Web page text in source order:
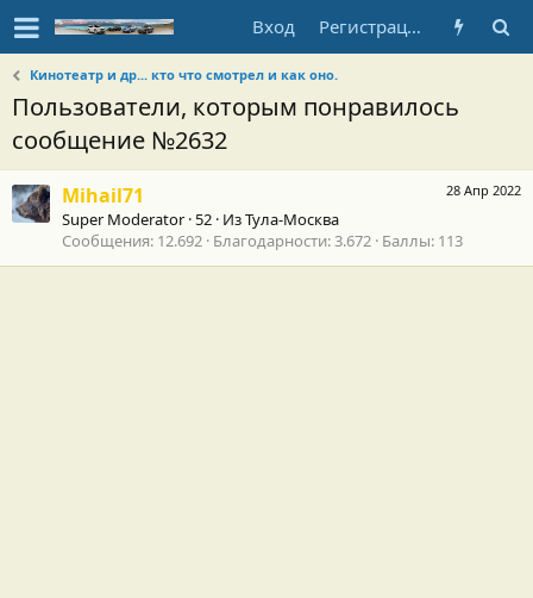
Вход Регистрация
Кинотеатр и др... кто что смотрел и как оно.
Пользователи, которым понравилось
сообщение №2632
28 Апр 2022
Mihail71
Super Moderator ·52 · ИзТула-Москва
Сообщения 12.692 Благодарности 3.672 Баллы 113